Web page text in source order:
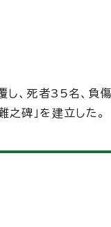
、死者35名、負
碑」を建立した。